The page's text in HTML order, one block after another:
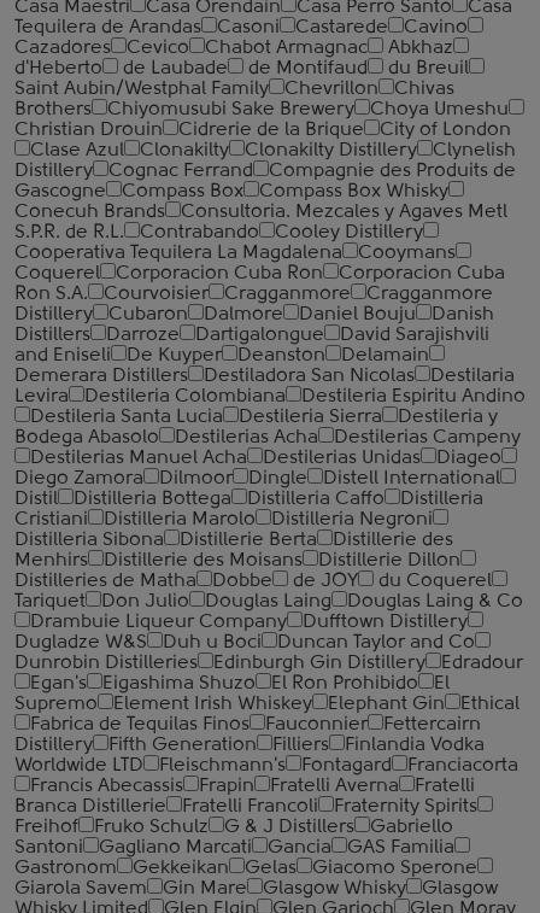
Casa Maestri Casa Orendain Casa Perro Santo
Casa
Tequilera de Arandas
Casoni Castarede
Cavino
Cazadores
Cevico Chabot Armagnac
Abkhaz
d'Heberto
de Laubade de Montifaud
du Breuil
Saint Aubin/Westphal Family
Chevrillon
Chivas
Brothers
Chiyomusubi Sake Brewery
Choya Umeshu
Christian Drouin
Cidrerie de la Brique
City of London
Clase Azul
Clonakilty Clonakilty Distillery
Clynelish
Distillery
Cognac Ferrand
Compagnie des Produits de
Gascogne
Compass Box
Compass Box Whisky
Conecuh Brands
Consultoria. Mezcales y Agaves Metl
S.P.R. de R.L.
Contrabando
Cooley Distillery
Cooperativa Tequilera La Magdalena
Cooymans
Coquerel
Corporacion Cuba Ron
Corporacion Cuba
Ron S.A.
Courvoisier Cragganmore
Cragganmore
Distillery
Cubaron Dalmore Daniel Bouju
Danish
Distillers
Darroze Dartigalongue
David Sarajishvili
and Eniseli
De Kuyper Deanston
Delamain
Demerara Distillers
Destiladora San Nicolas
Destilaria
Levira
Destileria Colombiana
Destileria Espiritu Andino
Destileria Santa Lucia
Destileria Sierra
Destileria y
Bodega Abasolo
Destilerias Acha
Destilerias Campeny
Destilerias Manuel Acha
Destilerias Unidas
Diageo
Diego Zamora
Dilmoor Dingle
Distell International
Distil
Distilleria Bottega Distilleria Caffo
Distilleria
Cristiani
Distilleria Marolo
Distilleria Negroni
Distilleria Sibona
Distillerie Berta
Distillerie des
Menhirs
Distillerie des Moisans
Distillerie Dillon
Distilleries de Matha
Dobbe de JOY
du Coquerel
Tariquet
Don Julio Douglas Laing
Douglas Laing & Co
Drambuie Liqueur Company
Dufftown Distillery
Dugladze W&S
Duh u Boci
Duncan Taylor and Co
Dunrobin Distilleries
Edinburgh Gin Distillery
Edradour
Egan's
Eigashima Shuzo El Ron Prohibido
El
Supremo
Element Irish Whiskey Elephant Gin
Ethical
Fabrica de Tequilas Finos
Fauconnier
Fettercairn
Distillery
Fifth Generation Filliers
Finlandia Vodka
Worldwide LTD
Fleischmann's Fontagard
Franciacorta
Francis Abecassis
Frapin Fratelli Averna
Fratelli
Branca Distillerie
Fratelli ‎Francoli
Fraternity Spirits
Freihof
Fruko Schulz G & J Distillers
Gabriello
Santoni
Gagliano Marcati Gancia
GAS Familia
Gastronom
Gekkeikan Gelas
Giacomo Sperone
Giarola Savem
Gin Mare Glasgow Whisky
Glasgow